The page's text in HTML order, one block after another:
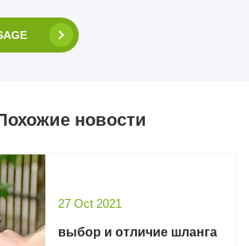
новости
27 Oct 2021
выбор и отличие шланга